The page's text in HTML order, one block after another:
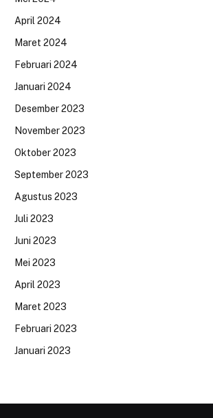
April 2024
Maret 2024
Februari 2024
Januari 2024
Desember 2023
November 2023
Oktober 2023
September 2023
Agustus 2023
Juli 2023
Juni 2023
Mei 2023
April 2023
Maret 2023
Februari 2023
Januari 2023